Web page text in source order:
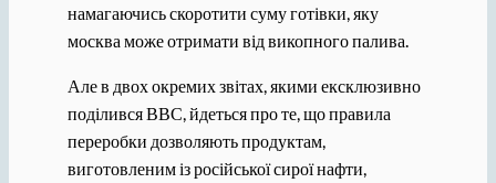
намагаючись скоротити суму готівки, яку
москва може отримати від викопного палива.
Але в двох окремих звітах, якими ексклюзивно
поділився ВВС, йдеться про те, що правила
переробки дозволяють продуктам,
виготовленим із російської сирої нафти,